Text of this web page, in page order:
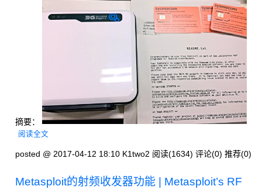
摘要：
阅读全文
posted @ 2017-04-12 18:10 K1two2 阅读(1634) 评论(0) 推荐(0)
Metasploit的射频收发器功能 | Metasploit’s RF